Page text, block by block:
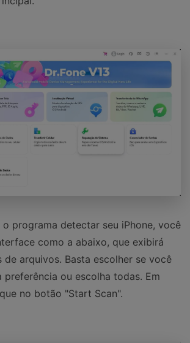
o programa detectar seu iPhone, você
como a abaixo, que exibirá
de arquivos. Basta escolher se você
preferência ou escolha todas. Em
no botão "Start Scan".